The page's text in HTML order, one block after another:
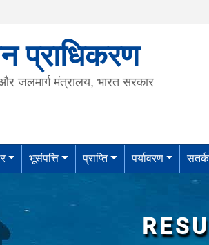
प्राधिकरण
जलमार्ग मंत्रालय, भारत सरकार
भूसंपत्ति प्राप्ति पर्यावरण